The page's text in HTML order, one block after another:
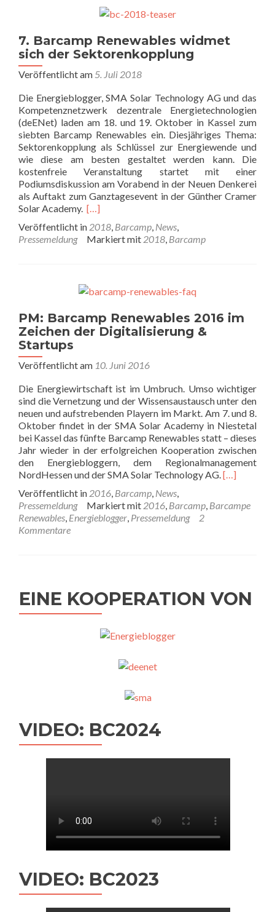
7. Barcamp Renewables widmet
sich der Sektorenkopplung
Veröffentlicht am 5. Juli 2018
Die Energieblogger, SMA Solar Technology AG und das
Kompetenznetzwerk dezentrale Energietechnologien
(deENet) laden am 18. und 19. Oktober in Kassel zum
siebten Barcamp Renewables ein. Diesjähriges Thema:
Sektorenkopplung als Schlüssel zur Energiewende und
wie diese am besten gestaltet werden kann. Die
kostenfreie Veranstaltung startet mit einer
Podiumsdiskussion am Vorabend in der Neuen Denkerei
als Auftakt zum Ganztagesevent in der Günther Cramer
Solar Academy. […]
Veröffentlicht in 2018, Barcamp, News,
Pressemeldung
Markiert mit 2018, Barcamp
PM: Barcamp Renewables 2016 im
Zeichen der Digitalisierung &
Startups
Veröffentlicht am 10. Juni 2016
Die Energiewirtschaft ist im Umbruch. Umso wichtiger
sind die Vernetzung und der Wissensaustausch unter den
neuen und aufstrebenden Playern im Markt. Am 7. und 8.
Oktober findet in der SMA Solar Academy in Niestetal
bei Kassel das fünfte Barcamp Renewables statt – dieses
Jahr wieder in der erfolgreichen Kooperation zwischen
den Energiebloggern, dem Regionalmanagement
NordHessen und der SMA Solar Technology AG.[…]
Veröffentlicht in 2016, Barcamp, News,
Pressemeldung
Markiert mit 2016, Barcamp, Barcampe
Renewables, Energieblogger, Pressemeldung
2
Kommentare
EINE KOOPERATION VON
VIDEO: BC2024
VIDEO: BC2023